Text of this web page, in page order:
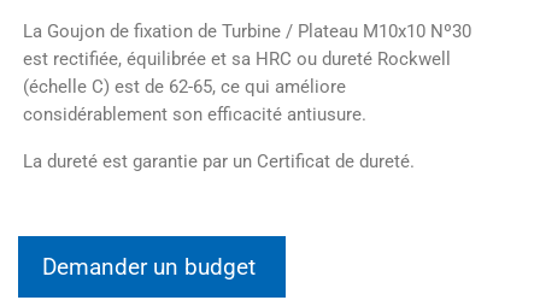
La Goujon de fixation de Turbine / Plateau M10x10 Nº30
est rectifiée, équilibrée et sa HRC ou dureté Rockwell
(échelle C) est de 62-65, ce qui améliore
considérablement son efficacité antiusure.
La dureté est garantie par un Certificat de dureté.
Demander un budget